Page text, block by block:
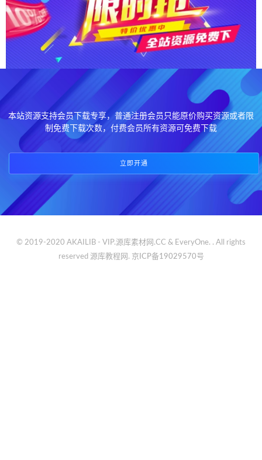
本站资源支持会员下载专享，普通注册会员只能原价购买资源或者限
制免费下载次数，付费会员所有资源可免费下载
立即开通
© 2019-2020 AKAILIB - VIP.源库素材网.CC & EveryOne. . All rights
reserved 源库教程网. 京ICP备19029570号